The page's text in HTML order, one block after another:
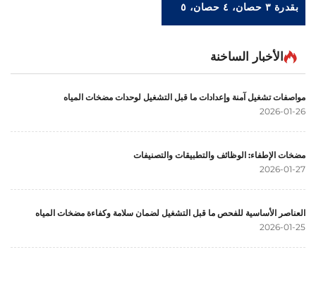
بقدرة ٣ حصان، ٤ حصان، ٥
حصان، ٧٫٥ حصان، ١٠
مركزي ذات تركيب مدمج
الأخبار الساخنة
مواصفات تشغيل آمنة وإعدادات ما قبل التشغيل لوحدات مضخات المياه
2026-01-26
مضخات الإطفاء: الوظائف والتطبيقات والتصنيفات
2026-01-27
العناصر الأساسية للفحص ما قبل التشغيل لضمان سلامة وكفاءة مضخات المياه
2026-01-25